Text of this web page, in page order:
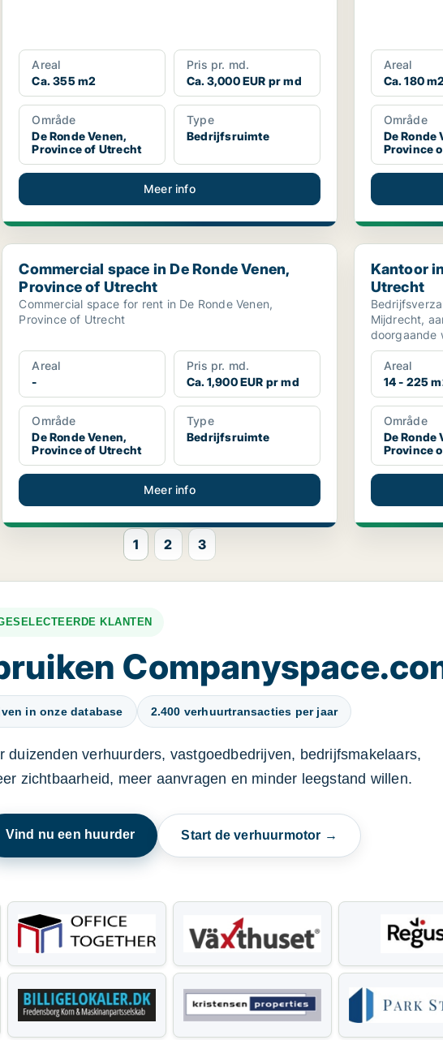
Areal
Ca. 355 m2
Pris pr. md.
Ca. 3,000 EUR pr md
Område
De Ronde Venen,
Province of Utrecht
Type
Bedrijfsruimte
Meer info
Areal
Ca. 180
Område
De Ronde
Province
Commercial space in De Ronde Venen, Province of Utrecht
Commercial space in De Ronde Venen,
Province of Utrecht
Commercial space for rent in De Ronde Venen,
Province of Utrecht
Areal
-
Pris pr. md.
Ca. 1,900 EUR pr md
Område
De Ronde Venen,
Province of Utrecht
Type
Bedrijfsruimte
Meer info
Kantoor in De
Kantoor
Utrecht
Mijdrecht,
doorgaande
Kruizing
Areal
14 - 225
Område
De Ronde
Province
1 2 3
KLANTEN
in onze database 2.400 verhuurtransacties per jaar
duizenden verhuurders, vastgoedbedrijven, bedrijfsmakelaars,
zichtbaarheid, meer aanvragen en minder leegstand willen.
Vind nu een huurder Start de verhuurmotor →